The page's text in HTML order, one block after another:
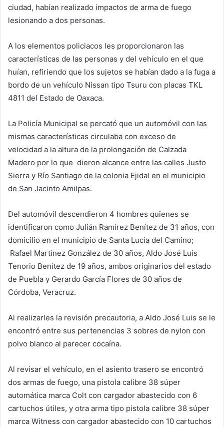
ciudad, habían realizado impactos de arma de fuego
lesionando a dos personas.
A los elementos policiacos les proporcionaron las
características de las personas y del vehículo en el que
huían, refiriendo que los sujetos se habían dado a la fuga a
bordo de un vehículo Nissan tipo Tsuru con placas TKL
4811 del Estado de Oaxaca.
La Policía Municipal se percató que un automóvil con las
mismas características circulaba con exceso de
velocidad a la altura de la prolongación de Calzada
Madero por lo que dieron alcance entre las calles Justo
Sierra y Río Santiago de la colonia Ejidal en el municipio
de San Jacinto Amilpas.
Del automóvil descendieron 4 hombres quienes se
identificaron como Julián Ramírez Benítez de 31 años, con
domicilio en el municipio de Santa Lucía del Camino;
Rafael Martínez González de 30 años, Aldo José Luis
Tenorio Benítez de 19 años, ambos originarios del estado
de Puebla y Gerardo García Flores de 30 años de
Córdoba, Veracruz.
Al realizarles la revisión precautoria, a Aldo José Luis se le
encontró entre sus pertenencias 3 sobres de nylon con
polvo blanco al parecer cocaína.
Al revisar el vehículo, en el asiento trasero se encontró
dos armas de fuego, una pistola calibre 38 súper
automática marca Colt con cargador abastecido con 6
cartuchos útiles, y otra arma tipo pistola calibre 38 súper
marca Witness con cargador abastecido con 10 cartuchos